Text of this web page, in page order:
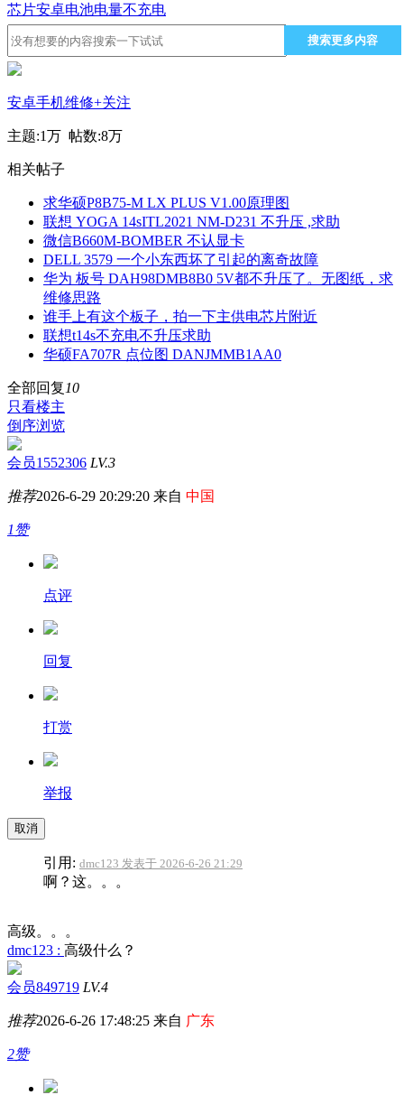
芯片安卓电池电量不充电
搜索更多内容
安卓手机维修+关注
主题:1万 帖数:8万
相关帖子
求华硕P8B75-M LX PLUS V1.00原理图
联想 YOGA 14sITL2021 NM-D231 不升压 ,求助
微信B660M-BOMBER 不认显卡
DELL 3579 一个小东西坏了引起的离奇故障
华为 板号 DAH98DMB8B0 5V都不升压了。无图纸，求
维修思路
谁手上有这个板子，拍一下主供电芯片附近
联想t14s不充电不升压求助
华硕FA707R 点位图 DANJMMB1AA0
全部回复 10
只看楼主
倒序浏览
会员1552306 LV.3
推荐2026-6-29 20:29:20 来自 中国
1赞
点评
回复
打赏
举报
取消
引用: dmc123 发表于 2026-6-26 21:29
啊？这。。。
高级。。。
dmc123 : 高级什么？
会员849719 LV.4
推荐2026-6-26 17:48:25 来自 广东
2赞